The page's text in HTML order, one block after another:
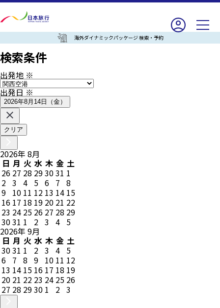
海外ダイナミックパッケージ 検索・予約
検索条件
出発地 ※
出発日※
2026年8月14日（金）
クリア
2026年 8月
日 月 火 水 木 金 土
26 27 28 293031 1
2 3 4 5 6 7 8
9 10 11 12 13 14 15
16 17 18 19 20 21 22
23 24 25 26 27 28 29
3031 1 2 3 4 5
2026年 9月
日 月 火 水 木 金 土
3031 1 2 3 4 5
6 7 8 9 10 11 12
13 14 15 16 17 18 19
20 21 22 23 24 25 26
27 28 2930 1 2 3